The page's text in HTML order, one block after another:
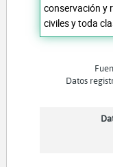
conservación y
civiles y toda
Datos